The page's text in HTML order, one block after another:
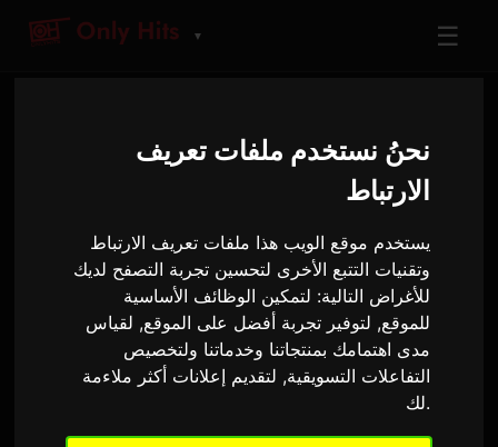
نحنُ نستخدم ملفات تعريف
الارتباط
يستخدم موقع الويب هذا ملفات تعريف الارتباط
وتقنيات التتبع الأخرى لتحسين تجربة التصفح لديك
للأغراض التالية: لتمكين الوظائف الأساسية
للموقع, لتوفير تجربة أفضل على الموقع, لقياس
مدى اهتمامك بمنتجاتنا وخدماتنا ولتخصيص
التفاعلات التسويقية, لتقديم إعلانات أكثر ملاءمة
لك.
▼ ☰
اتصل بنا
تواصل معنا. نود سماع رأيك!
الاسم *
البريد الإلكتروني *